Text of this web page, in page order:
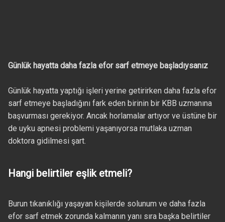
Günlük hayatta daha fazla efor sarf etmeye başladıysanız
Günlük hayatta yaptığı işleri yerine getirirken daha fazla efor
sarf etmeye başladığını fark eden birinin bir KBB uzmanına
başvurması gerekiyor. Ancak horlamalar artıyor ve üstüne bir
de uyku apnesi problemi yaşanıyorsa mutlaka uzman
doktora gidilmesi şart.
Hangi belirtiler eşlik etmeli?
Burun tıkanıklığı yaşayan kişilerde solunum ve daha fazla
efor sarf etmek zorunda kalmanın yanı sıra başka belirtiler